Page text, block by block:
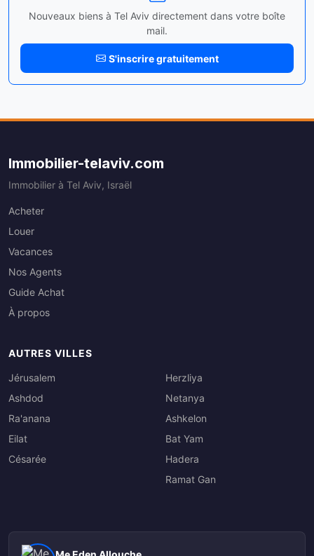
Nouveaux biens à Tel Aviv directement dans votre boîte
mail.
S'inscrire gratuitement
Immobilier-telaviv.com
Immobilier à Tel Aviv, Israël
Acheter
Louer
Vacances
Nos Agents
Guide Achat
À propos
AUTRES VILLES
Jérusalem
Ashdod
Ra'anana
Eilat
Césarée
Herzliya
Netanya
Ashkelon
Bat Yam
Hadera
Ramat Gan